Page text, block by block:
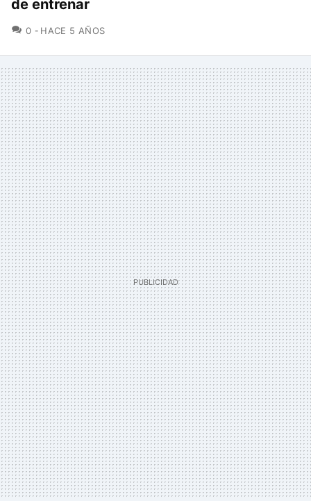
de entrenar
0 COMENTARIOS
HACE 5 AÑOS